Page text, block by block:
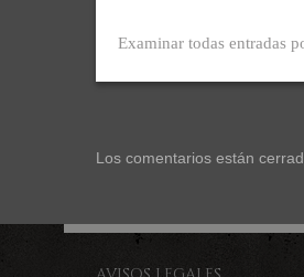
Examinar todas entradas
Los comentarios están